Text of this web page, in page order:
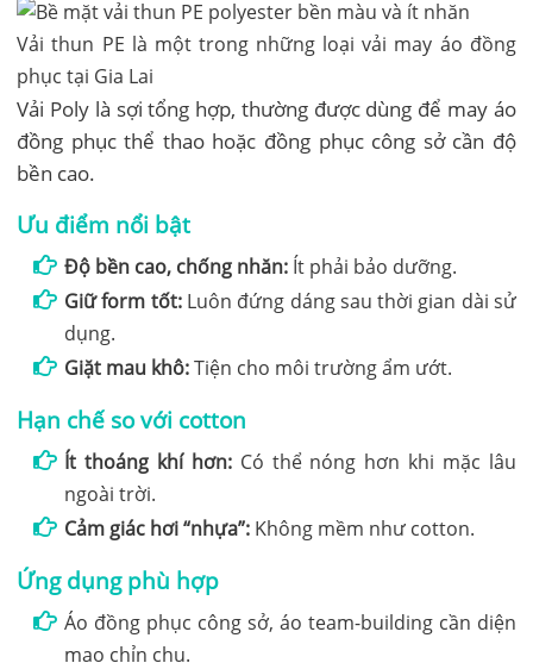
Vải thun PE là một trong những loại vải may áo đồng
phục tại Gia Lai
Vải Poly là sợi tổng hợp, thường được dùng để may áo
đồng phục thể thao hoặc đồng phục công sở cần độ
bền cao.
Ưu điểm nổi bật
Độ bền cao, chống nhăn: Ít phải bảo dưỡng.
Giữ form tốt:Luôn đứng dáng sau thời gian dài sử
dụng.
Giặt mau khô:Tiện cho môi trường ẩm ướt.
Hạn chế so với cotton
Ít thoáng khí hơn:Có thể nóng hơn khi mặc lâu
ngoài trời.
Cảm giác hơi “nhựa”: Không mềm như cotton.
Ứng dụng phù hợp
Áo đồng phục công sở, áo team-building cần diện
mạo chỉn chu.